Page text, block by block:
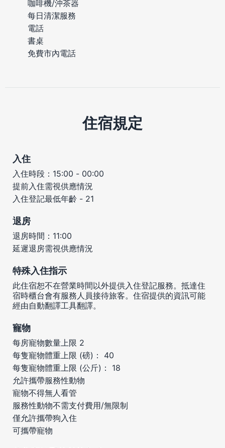
咖啡機/沖茶器
每日清潔服務
電話
書桌
免費市內電話
住宿規定
入住
入住時段：15:00 - 00:00
提前入住需視供應情況
入住登記最低年齡 - 21
退房
退房時間：11:00
延遲退房需視供應情況
特殊入住指示
此住宿恕不在營業時間以外提供入住登記服務。抵達住
宿時櫃台會有服務人員接待旅客。住宿提供的資訊可能
經由自動翻譯工具翻譯。
寵物
每房寵物數量上限 2
每隻寵物體重上限 (磅)： 40
每隻寵物體重上限 (公斤)： 18
允許攜帶服務性動物
寵物不得無人看管
服務性動物不需支付費用/無限制
僅允許攜帶狗入住
可攜帶寵物